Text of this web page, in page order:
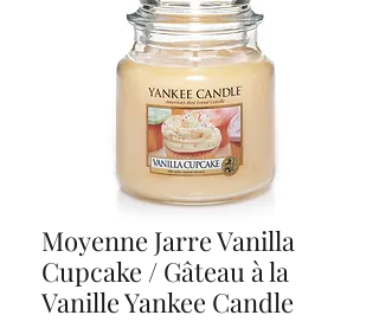
Moyenne Jarre Vanilla
Cupcake / Gâteau à la
Vanille Yankee Candle